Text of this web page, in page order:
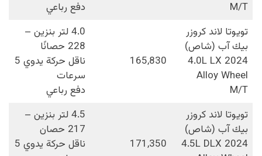
M/T
دفع رباعي
تويوتا لاند كروزر
بيك آب (شاص)
2024 4.0L LX
Alloy Wheel
M/T
165,830
4.0 لتر بنزين –
228 حصانًا
ناقل حركة يدوي 5
سرعات
دفع رباعي
تويوتا لاند كروزر
بيك آب (شاص)
2024 4.5L DLX
171,350
4.5 لتر بنزين –
217 حصان
ناقل حركة يدوي 5